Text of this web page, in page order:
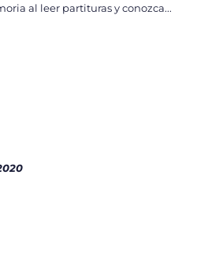
al leer partituras y conozca...